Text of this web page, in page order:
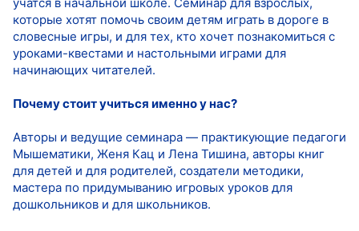
которые хотят помочь своим детям играть в дороге в
словесные игры, и для тех, кто хочет познакомиться с
уроками-квестами и настольными играми для
начинающих читателей.
Почему стоит учиться именно у нас?
Авторы и ведущие семинара — практикующие педагоги
Мышематики, Женя Кац и Лена Тишина, авторы книг
для детей и для родителей, создатели методики,
мастера по придумыванию игровых уроков для
дошкольников и для школьников.